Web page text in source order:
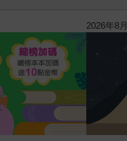
2026年8